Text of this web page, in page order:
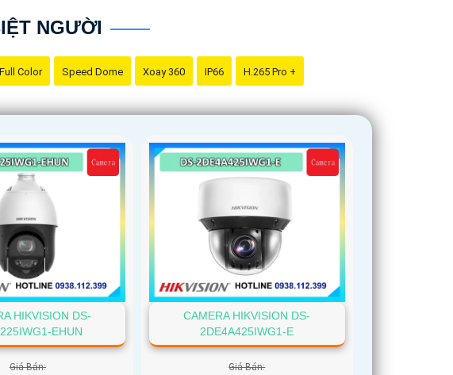
NGƯỜI
Full Color Speed Dome Xoay 360 IP66 H.265 Pro +
HIKVISION DS-
EHUN
Giá Bán:
CAMERA HIKVISION DS-
2DE4A425IWG1-E
Giá Bán: